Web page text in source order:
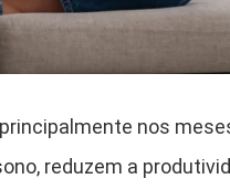
nos
reduzem a